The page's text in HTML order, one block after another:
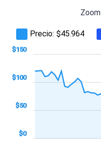
Zoom
Precio: $45.964
$0
$50
$100
$150